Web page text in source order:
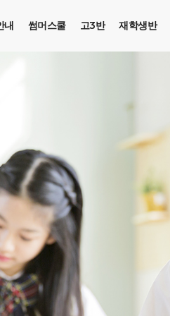
내 썸머스쿨 고3반 재학생반